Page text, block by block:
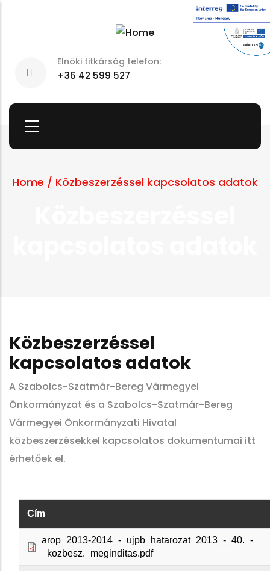
Elnöki titkárság telefon:
+36 42 599 527
Home / Közbeszerzéssel kapcsolatos adatok
Közbeszerzéssel
kapcsolatos adatok
A Szabolcs-Szatmár-Bereg Vármegyei
Önkormányzat és a Szabolcs-Szatmár-Bereg
Vármegyei Önkormányzati Hivatal
közbeszerzésekkel kapcsolatos dokumentumai itt
érhetőek el.
Cím
arop_2013-2014_-_ujpb_hatarozat_2013_-_40._-
_kozbesz._meginditas.pdf